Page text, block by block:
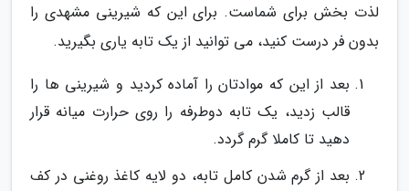
لذت بخش برای شماست. برای این که شیرینی مشهدی را
بدون فر درست کنید، می توانید از یک تابه یاری بگیرید.
بعد از این که موادتان را آماده کردید و شیرینی ها را
قالب زدید، یک تابه دوطرفه را روی حرارت میانه قرار
دهید تا کاملا گرم گردد.
بعد از گرم شدن کامل تابه، دو لایه کاغذ روغنی در کف